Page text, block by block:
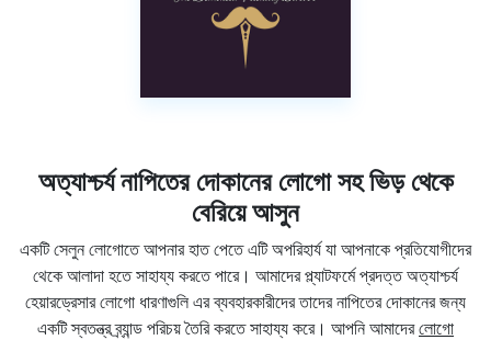
অত্যাশ্চর্য নাপিতের দোকানের লোগো সহ ভিড় থেকে
বেরিয়ে আসুন
একটি সেলুন লোগোতে আপনার হাত পেতে এটি অপরিহার্য যা আপনাকে প্রতিযোগীদের
থেকে আলাদা হতে সাহায্য করতে পারে। আমাদের প্ল্যাটফর্মে প্রদত্ত অত্যাশ্চর্য
হেয়ারড্রেসার লোগো ধারণাগুলি এর ব্যবহারকারীদের তাদের নাপিতের দোকানের জন্য
একটি স্বতন্ত্র ব্র্যান্ড পরিচয় তৈরি করতে সাহায্য করে। আপনি আমাদেরলোগো